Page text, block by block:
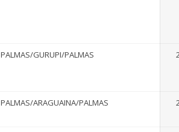
PALMAS/GURUPI/PALMAS
PALMAS/ARAGUAINA/PALMAS